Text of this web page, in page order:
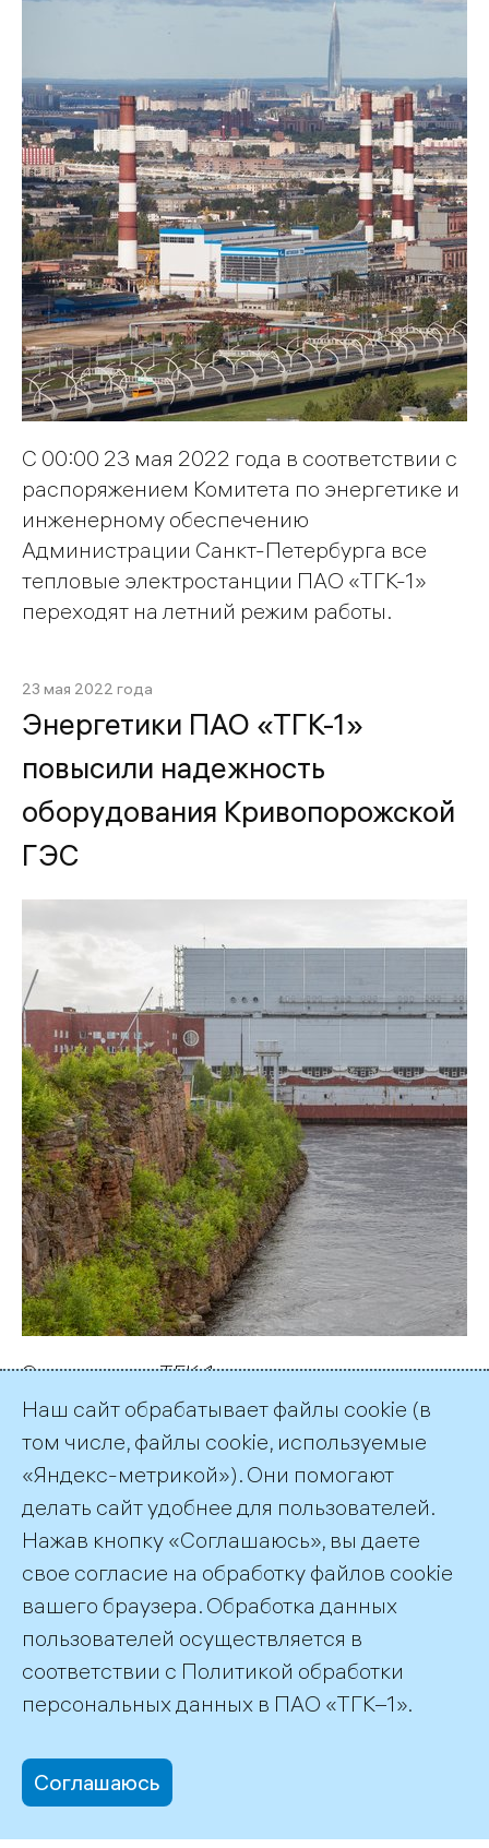
C 00:00 23 мая 2022 года в соответствии с
распоряжением Комитета по энергетике и
инженерному обеспечению
Администрации Санкт-Петербурга все
тепловые электростанции ПАО «ТГК-1»
переходят на летний режим работы.
23 мая 2022 года
Энергетики ПАО «ТГК-1»
повысили надежность
оборудования Кривопорожской
ГЭС
Энергетики «ТГК-1» завершили
капитальный ремонт гидроагрегата №4
Кривопорожской ГЭС, самой мощной
гидроэлектростанции в Карелии с
установленной мощностью 180 МВт.
Подписка на публикацииRSS
©2026 ПАО «ТГК–1»
office@tgc1.ru
Наш сайт обрабатывает файлы cookie (в
том числе, файлы cookie, используемые
«Яндекс-метрикой»). Они помогают
делать сайт удобнее для пользователей.
Нажав кнопку «Соглашаюсь», вы даете
свое согласие на обработку файлов cookie
вашего браузера. Обработка данных
пользователей осуществляется в
соответствии с Политикой обработки
персональных данных в ПАО «ТГК–1».
Соглашаюсь